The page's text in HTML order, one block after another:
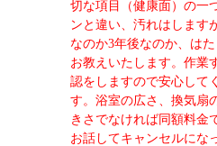
切な項目（健康面）の一
ンと違い、汚れはします
なのか3年後なのか、は
お教えいたします。作業
認をしますので安心して
す。浴室の広さ、換気扇
きさでなければ同額料金
お話してキャンセルにな